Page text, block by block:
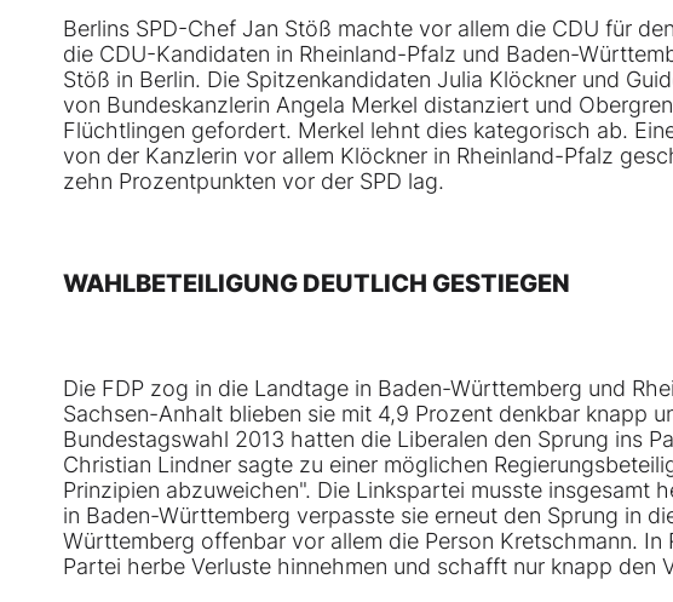
Berlins SPD-Chef Jan Stöß machte vor allem die CDU für
die CDU-Kandidaten in Rheinland-Pfalz und Baden-
Stöß in Berlin. Die Spitzenkandidaten Julia Klöckner und
von Bundeskanzlerin Angela Merkel distanziert und
Flüchtlingen gefordert. Merkel lehnt dies kategorisch ab.
von der Kanzlerin vor allem Klöckner in Rheinland-Pfalz
zehn Prozentpunkten vor der SPD lag.
WAHLBETEILIGUNG DEUTLICH GESTIEGEN
Die FDP zog in die Landtage in Baden-Württemberg und
Sachsen-Anhalt blieben sie mit 4,9 Prozent denkbar knapp
Bundestagswahl 2013 hatten die Liberalen den Sprung ins
Christian Lindner sagte zu einer möglichen
Prinzipien abzuweichen". Die Linkspartei musste insgesamt
in Baden-Württemberg verpasste sie erneut den Sprung in
Württemberg offenbar vor allem die Person Kretschmann.
Partei herbe Verluste hinnehmen und schafft nur knapp den